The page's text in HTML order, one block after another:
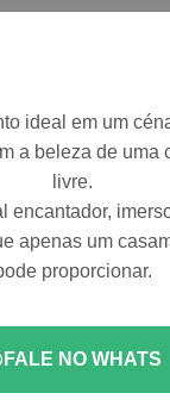
ideal em um
a beleza de uma
livre.
encantador,
apenas um
proporcionar.
FALE NO WHATS